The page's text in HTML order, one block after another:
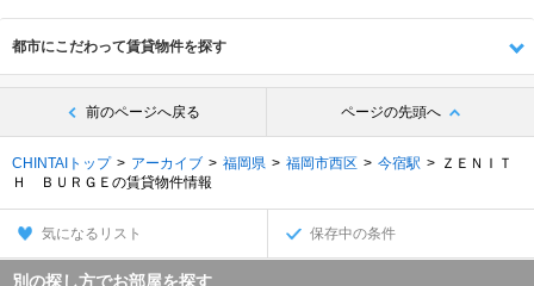
都市にこだわって賃貸物件を探す
前のページへ戻る ページの先頭へ
CHINTAIトップ アーカイブ 福岡県 福岡市西区 今宿駅
ＺＥＮＩＴ
Ｈ ＢＵＲＧＥの賃貸物件情報
気になるリスト 保存中の条件
別の探し方でお部屋を探す